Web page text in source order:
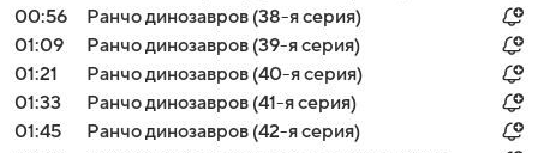
00:56
Ранчо динозавров (38-я серия)
01:09
Ранчо динозавров (39-я серия)
01:21
Ранчо динозавров (40-я серия)
01:33
Ранчо динозавров (41-я серия)
01:45
Ранчо динозавров (42-я серия)